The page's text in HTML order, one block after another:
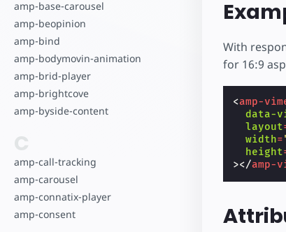
amp-base-carousel
amp-beopinion
amp-bind
amp-bodymovin-animation
amp-brid-player
amp-brightcove
amp-byside-content
C
amp-call-tracking
amp-carousel
amp-connatix-player
amp-consent
With
for 16:9
<amp-
data-
layout
width=
height
></amp-